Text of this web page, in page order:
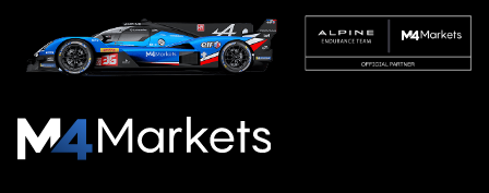
CFD
Regulated
Broker
M4Markets